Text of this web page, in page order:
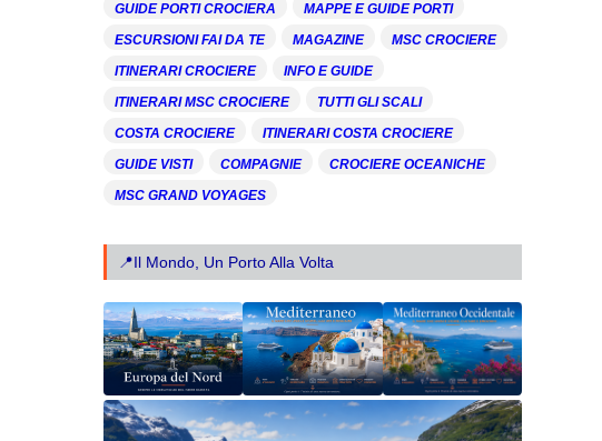
GUIDE PORTI CROCIERA
MAPPE E GUIDE PORTI
ESCURSIONI FAI DA TE
MAGAZINE
MSC CROCIERE
ITINERARI CROCIERE
INFO E GUIDE
ITINERARI MSC CROCIERE
TUTTI GLI SCALI
COSTA CROCIERE
ITINERARI COSTA CROCIERE
GUIDE VISTI
COMPAGNIE
CROCIERE OCEANICHE
MSC GRAND VOYAGES
📍Il Mondo, Un Porto Alla Volta